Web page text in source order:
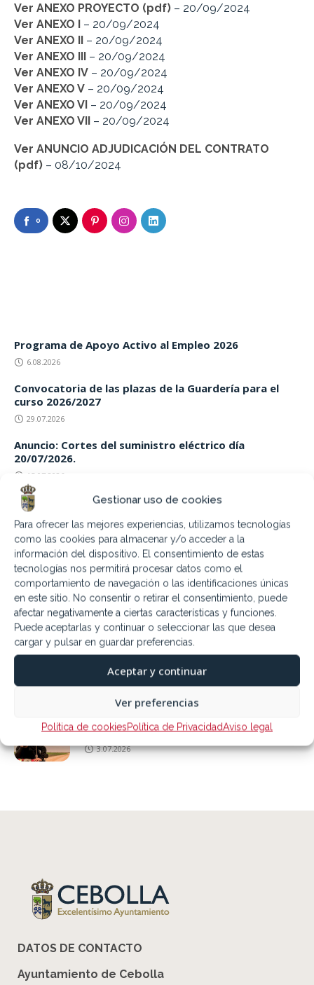
Gestionar uso de cookies
Para ofrecer las mejores experiencias, utilizamos tecnologías
como las cookies para almacenar y/o acceder a la
información del dispositivo. El consentimiento de estas
tecnologías nos permitirá procesar datos como el
comportamiento de navegación o las identificaciones únicas
en este sitio. No consentir o retirar el consentimiento, puede
afectar negativamente a ciertas características y funciones.
Puede aceptarlas y continuar o seleccionar las que desea
cargar y pulsar en guardar preferencias.
Aceptar y continuar
Ver preferencias
Política de cookiesPolítica de PrivacidadAviso legal
Ver ANEXO PROYECTO (pdf) – 20/09/2024
Ver ANEXO I – 20/09/2024
Ver ANEXO II – 20/09/2024
Ver ANEXO III – 20/09/2024
Ver ANEXO IV – 20/09/2024
Ver ANEXO V – 20/09/2024
Ver ANEXO VI – 20/09/2024
Ver ANEXO VII – 20/09/2024
Ver ANUNCIO ADJUDICACIÓN DEL CONTRATO
(pdf) – 08/10/2024
0
Programa de Apoyo Activo al Empleo 2026
6.08.2026
Convocatoria de las plazas de la Guardería para el
curso 2026/2027
29.07.2026
Anuncio: Cortes del suministro eléctrico día
20/07/2026.
15.07.2026
Jueves 16 de julio. Fiesta Virgen del
Carmen
6.07.2026
Sábado 11 de julio. Encuentro Bandas
2026
4.07.2026
9,16,23 y 30 Julio Piscina nocturna
3.07.2026
Emérito»
3.07.2026
DATOS DE CONTACTO
Ayuntamiento de Cebolla